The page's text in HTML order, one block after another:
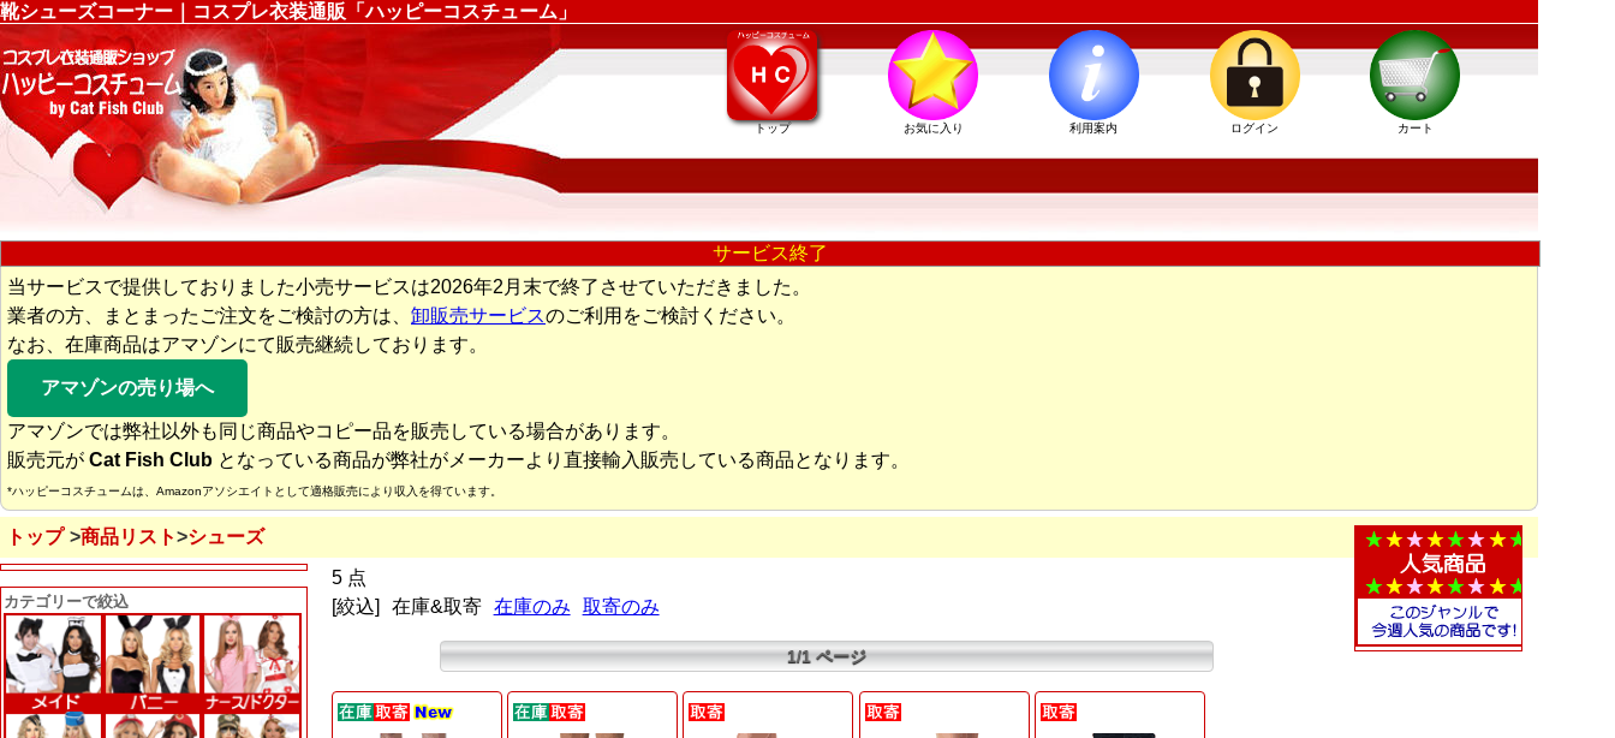
靴シューズコーナー｜コスプレ衣装通販「ハッピーコスチューム」
トップ お気に入り 利用案内 ログイン カート
サービス終了
当サービスで提供しておりました小売サービスは2026年2月末で終了させていただきました。
業者の方、まとまったご注文をご検討の方は、 卸販売サービスのご利用をご検討ください。
なお、在庫商品はアマゾンにて販売継続しております。
アマゾンの売り場へ
アマゾンでは弊社以外も同じ商品やコピー品を販売している場合があります。
販売元が Cat Fish Club となっている商品が弊社がメーカーより直接輸入販売している商品となります。
*ハッピーコスチュームは、Amazonアソシエイトとして適格販売により収入を得ています。
トップ 商品リスト シューズ
カテゴリーで絞込
5 点
[絞込]
在庫&取寄 在庫のみ 取寄のみ
1/1 ページ